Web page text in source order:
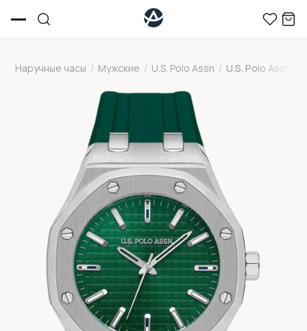
Наручные часы / Мужские / U.S. Polo Assn / U.S. Polo Assn